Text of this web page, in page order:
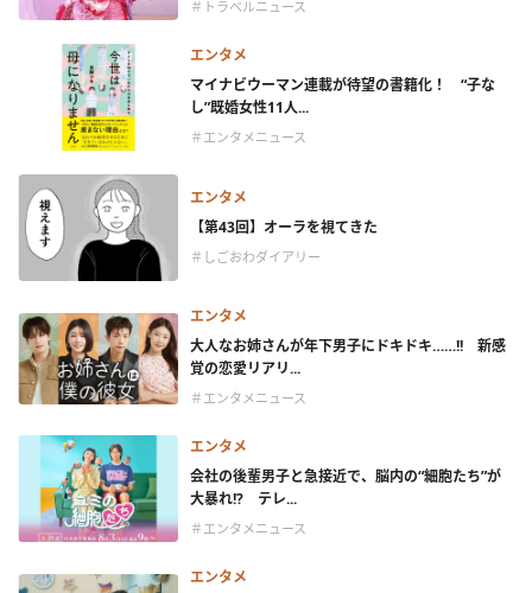
＃トラベルニュース
エンタメ
マイナビウーマン連載が待望の書籍化！ “子な
し”既婚女性11人...
＃エンタメニュース
エンタメ
【第43回】オーラを視てきた
＃しごおわダイアリー
エンタメ
大人なお姉さんが年下男子にドキドキ……!! 新感
覚の恋愛リアリ...
＃エンタメニュース
エンタメ
会社の後輩男子と急接近で、脳内の“細胞たち”が
大暴れ!? テレ...
＃エンタメニュース
エンタメ